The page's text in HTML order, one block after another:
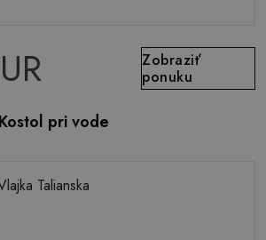
Zobraziť
ponuku
pri vode